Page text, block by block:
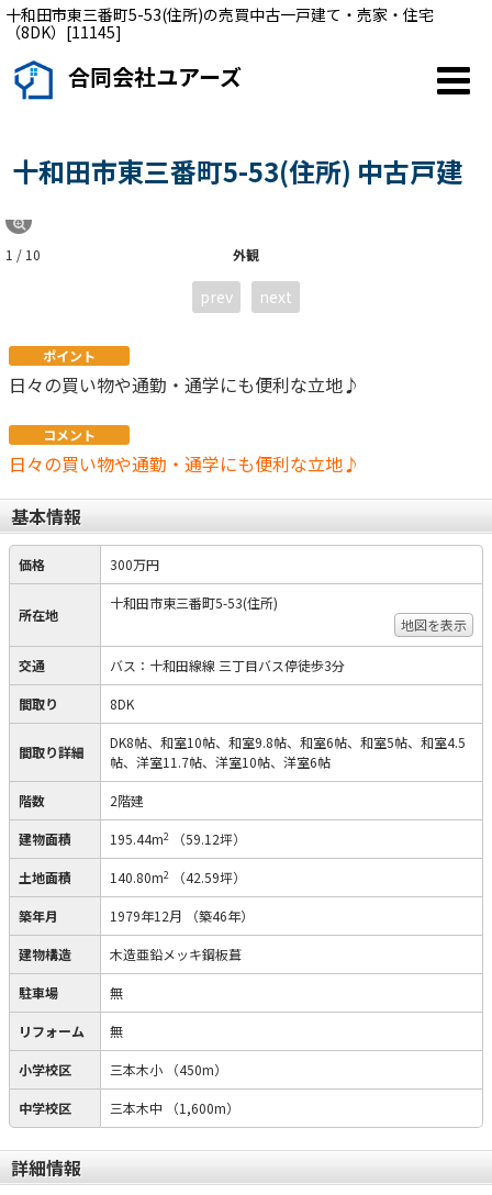
十和田市東三番町5-53(住所)の売買中古一戸建て・売家・住宅
（8DK）[11145]
合同会社ユアーズ
十和田市東三番町5-53(住所) 中古戸建
外観
1 / 10
prev next
ポイント
日々の買い物や通勤・通学にも便利な立地♪
コメント
日々の買い物や通勤・通学にも便利な立地♪
基本情報
価格 300万円
所在地
十和田市東三番町5-53(住所)
地図を表示
交通 バス：十和田線線 三丁目バス停徒歩3分
間取り 8DK
間取り詳細
DK8帖、和室10帖、和室9.8帖、和室6帖、和室5帖、和室4.5
帖、洋室11.7帖、洋室10帖、洋室6帖
階数 2階建
建物面積 195.44m2 （59.12坪）
土地面積 140.80m2 （42.59坪）
築年月 1979年12月 （築46年）
建物構造 木造亜鉛メッキ鋼板葺
駐車場 無
リフォーム 無
小学校区 三本木小 （450m）
中学校区 三本木中 （1,600m）
詳細情報